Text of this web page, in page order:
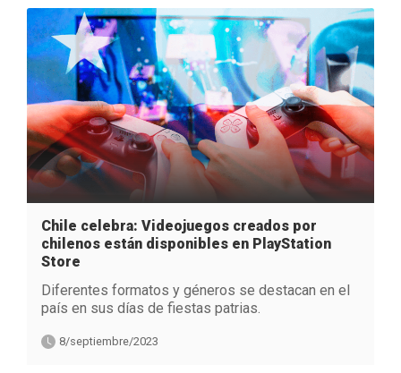
Chile celebra: Videojuegos creados por
chilenos están disponibles en PlayStation
Store
Diferentes formatos y géneros se destacan en el
país en sus días de fiestas patrias.
8/septiembre/2023